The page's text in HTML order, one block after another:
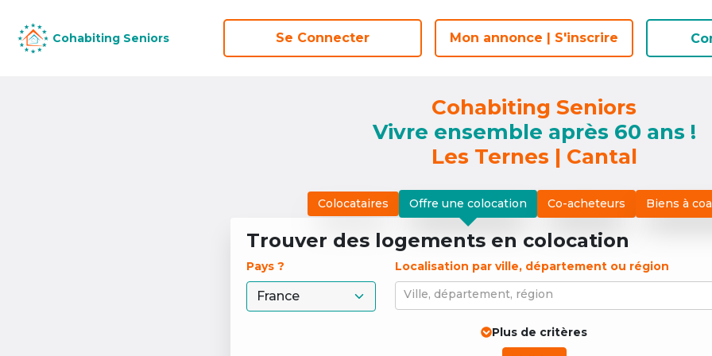
Cohabiting Seniors Se Connecter Mon annonce | S'inscrire
Cohabiting Seniors Se Connecter Mon annonce | S'inscrire
Cohabiting Seniors
Vivre ensemble après 60 ans !
Les Ternes | Cantal
Colocataires Offre une colocation Co-acheteurs Biens à
Trouver des logements en colocation
Pays ?
Localisation par ville, département ou région
Ville, département, région
Plus de critères